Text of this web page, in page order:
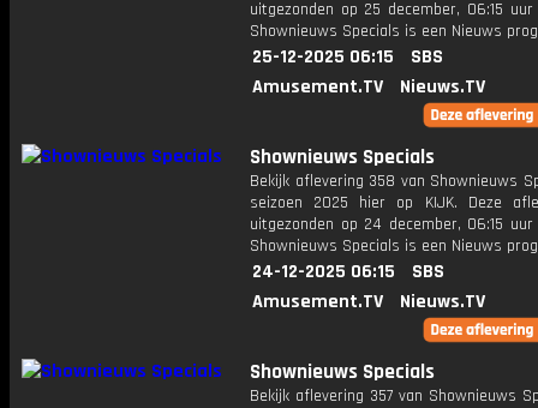
uitgezonden op 25 december, 06:15
Shownieuws Specials is een Nieuws
25-12-2025 06:15
SBS
Amusement.TV
Nieuws.TV
Shownieuws Specials
Bekijk aflevering 358 van Shownieuws
seizoen 2025 hier op KIJK. Deze
uitgezonden op 24 december, 06:15
Shownieuws Specials is een Nieuws
24-12-2025 06:15
SBS
Amusement.TV
Nieuws.TV
Shownieuws Specials
Bekijk aflevering 357 van Shownieuws